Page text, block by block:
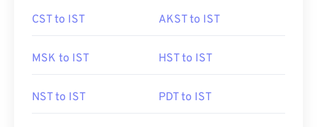
CST to IST AKST to IST
MSK to IST HST to IST
NST to IST PDT to IST